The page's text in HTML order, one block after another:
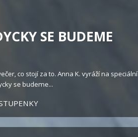
SE BUDEME
co stojí za to. Anna K. vyráží na speciální
se budeme...